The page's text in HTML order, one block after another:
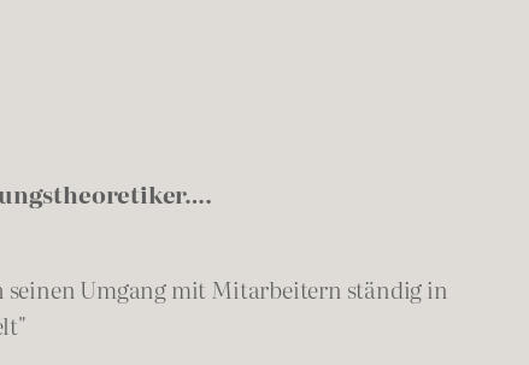
seinen Umgang mit Mitarbeitern ständig in